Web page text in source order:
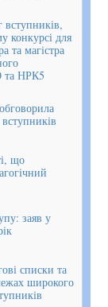
конкурсі для
та магістра
та НРК5
що
заяв у
списки та
широкого